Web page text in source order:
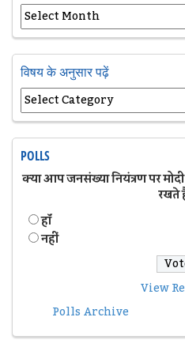
विषय के अनुसार पढ़ें
POLLS
क्या आप जनसंख्या नियंत्रण पर
रखते
हॉं
नहीं
View
Polls Archive